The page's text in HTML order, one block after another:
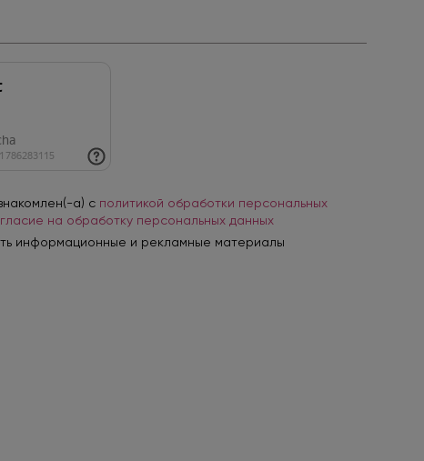
а) с политикой обработки персональных
на обработку персональных данных
информационные и рекламные материалы